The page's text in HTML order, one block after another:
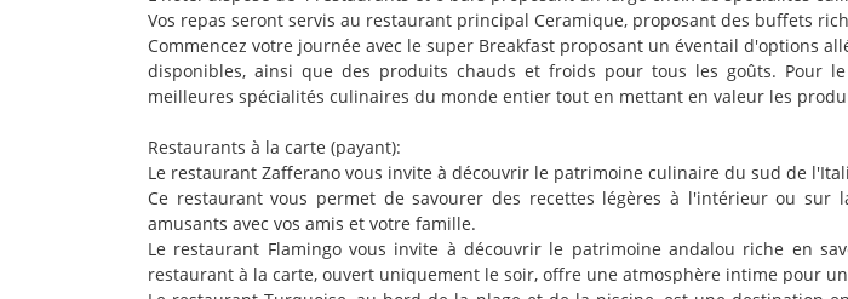
Vos repas seront servis au restaurant principal Ceramique, proposant des buffets
Commencez votre journée avec le super Breakfast proposant un éventail d'options
disponibles, ainsi que des produits chauds et froids pour tous les goûts. Pour
meilleures spécialités culinaires du monde entier tout en mettant en valeur les
Restaurants à la carte (payant):
Le restaurant Zafferano vous invite à découvrir le patrimoine culinaire du sud de
Ce restaurant vous permet de savourer des recettes légères à l'intérieur ou
amusants avec vos amis et votre famille.
Le restaurant Flamingo vous invite à découvrir le patrimoine andalou riche en
restaurant à la carte, ouvert uniquement le soir, offre une atmosphère intime pour